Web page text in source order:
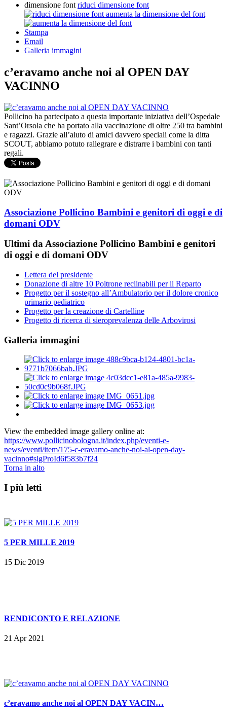
dimensione font riduci dimensione font
aumenta la dimensione del font
Stampa
Email
Galleria immagini
c’eravamo anche noi al OPEN DAY
VACINNO
Pollicino ha partecipato a questa importante iniziativa dell’Ospedale
Sant’Orsola che ha portato alla vaccinazione di oltre 250 tra bambini
e ragazzi. Grazie all’aiuto di amici davvero speciali come la ditta
SCOUT, abbiamo potuto rallegrare e distrarre i bambini con tanti
regali.
Associazione Pollicino Bambini e genitori di oggi e di
domani ODV
Ultimi da Associazione Pollicino Bambini e genitori
di oggi e di domani ODV
Lettera del presidente
Donazione di altre 10 Poltrone reclinabili per il Reparto
Progetto per il sostegno all’Ambulatorio per il dolore cronico
primario pediatrico
Progetto per la creazione di Cartelline
Progetto di ricerca di sieroprevalenza delle Arbovirosi
Galleria immagini
View the embedded image gallery online at:
https://www.pollicinobologna.it/index.php/eventi-e-
news/eventi/item/175-c-eravamo-anche-noi-al-open-day-
vacinno#sigProId6f583b7f24
Torna in alto
I più letti
5 PER MILLE 2019
15 Dic 2019
RENDICONTO E RELAZIONE
21 Apr 2021
c’eravamo anche noi al OPEN DAY VACIN…